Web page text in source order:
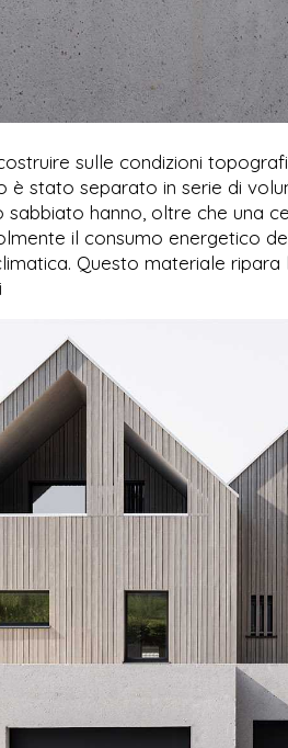
sulle condizioni
è stato separato in serie di
hanno, oltre che una
il consumo energetico
Questo materiale ripara